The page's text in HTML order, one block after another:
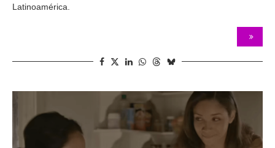
Latinoamérica.